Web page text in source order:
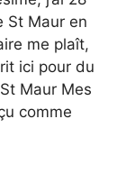
St Maur en
me plaît,
ici pour du
Maur Mes
comme